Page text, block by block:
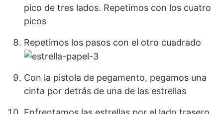
pico de tres lados. Repetimos con los cuatro
picos
Repetimos los pasos con el otro cuadrado
Con la pistola de pegamento, pegamos una
cinta por detrás de una de las estrellas